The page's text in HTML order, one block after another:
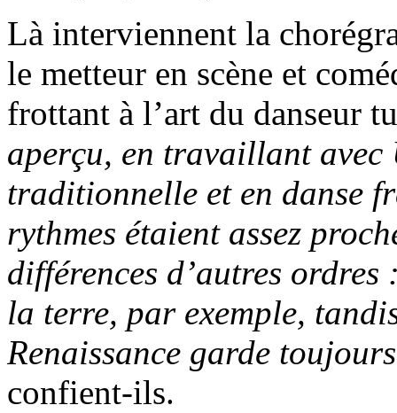
Là interviennent la
le metteur en scène et
frottant à l’art du danseur
aperçu, en travaillant avec
traditionnelle et en danse
rythmes étaient assez
différences d’autres
la terre, par exemple,
Renaissance garde
confient-ils.